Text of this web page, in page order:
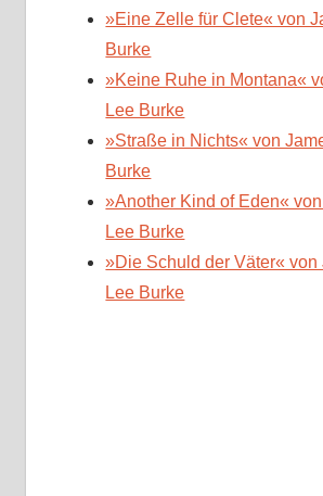
»Eine Zelle für Clete« von
Burke
»Keine Ruhe in Montana«
Lee Burke
»Straße in Nichts« von
Burke
»Another Kind of Eden«
Lee Burke
»Die Schuld der Väter« von
Lee Burke